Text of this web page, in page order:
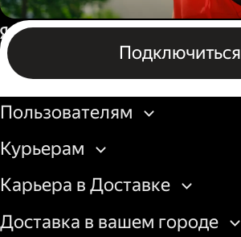
Пеший курьер
Подключиться
Бизнесу
Пользователям
Курьерам
Карьера в Доставке
Доставка в вашем городе